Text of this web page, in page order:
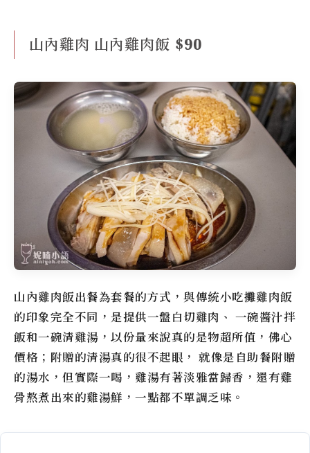
山內雞肉 山內雞肉飯 $90
山內雞肉飯出餐為套餐的方式，與傳統小吃攤雞肉飯
的印象完全不同，是提供一盤白切雞肉、 一碗醬汁拌
飯和一碗清雞湯，以份量來說真的是物超所值，佛心
價格；附贈的清湯真的很不起眼， 就像是自助餐附贈
的湯水，但實際一喝，雞湯有著淡雅當歸香，還有雞
骨熬煮出來的雞湯鮮，一點都不單調乏味。